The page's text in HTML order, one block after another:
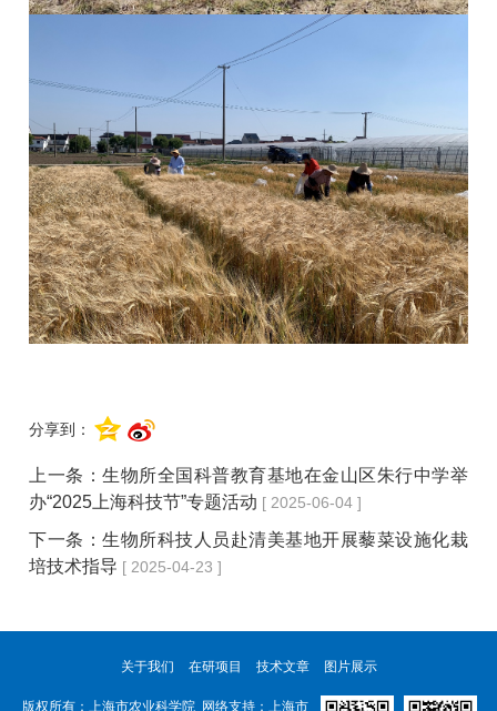
分享到：
上一条：生物所全国科普教育基地在金山区朱行中学举
办“2025上海科技节”专题活动 [ 2025-06-04 ]
下一条：生物所科技人员赴清美基地开展藜菜设施化栽
培技术指导 [ 2025-04-23 ]
关于我们 在研项目 技术文章 图片展示
版权所有：上海市农业科学院 网络支持：上海市